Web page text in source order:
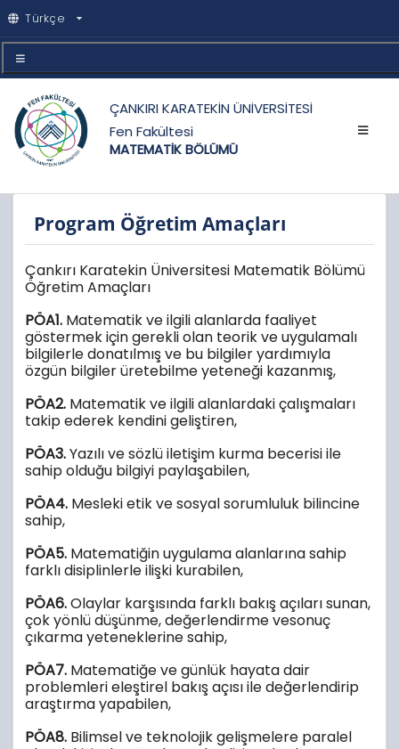
Türkçe
ÇANKIRI KARATEKİN ÜNİVERSİTESİ
Fen Fakültesi
MATEMATİK BÖLÜMÜ
Program Öğretim Amaçları
Çankırı Karatekin Üniversitesi Matematik Bölümü
Öğretim Amaçları
PÖA1. Matematik ve ilgili alanlarda faaliyet
göstermek için gerekli olan teorik ve uygulamalı
bilgilerle donatılmış ve bu bilgiler yardımıyla
özgün bilgiler üretebilme yeteneği kazanmış,
PÖA2. Matematik ve ilgili alanlardaki çalışmaları
takip ederek kendini geliştiren,
PÖA3.Yazılı ve sözlü iletişim kurma becerisi ile
sahip olduğu bilgiyi paylaşabilen,
PÖA4. Mesleki etik ve sosyal sorumluluk bilincine
sahip,
PÖA5. Matematiğin uygulama alanlarına sahip
farklı disiplinlerle ilişki kurabilen,
PÖA6.Olaylar karşısında farklı bakış açıları sunan,
çok yönlü düşünme, değerlendirme vesonuç
çıkarma yeteneklerine sahip,
PÖA7. Matematiğe ve günlük hayata dair
problemleri eleştirel bakış açısı ile değerlendirip
araştırma yapabilen,
PÖA8. Bilimsel ve teknolojik gelişmelere paralel